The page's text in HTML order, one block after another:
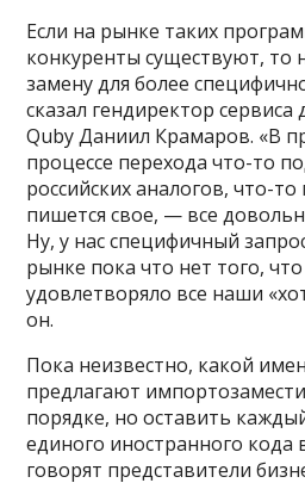
Если на рынке таких
конкуренты существуют, то
замену для более
сказал гендиректор
Quby Даниил Крамаров. «В
процессе перехода что-то
российских аналогов, что-
пишется свое, — все
Ну, у нас специфичный
рынке пока что нет того,
удовлетворяло все наши
он.
Пока неизвестно, какой
предлагают
порядке, но оставить
единого иностранного кода
говорят представители